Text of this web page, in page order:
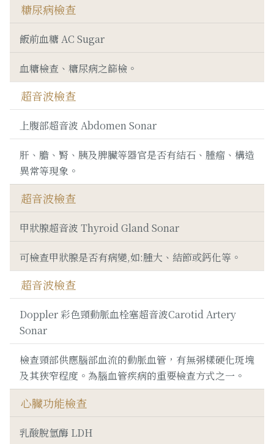
糖尿病檢查
飯前血糖 AC Sugar
血糖檢查、糖尿病之篩檢。
超音波檢查
上腹部超音波 Abdomen Sonar
肝、膽、腎、胰及脾臟等器官是否有結石、腫瘤、構造
異常等現象。
超音波檢查
甲狀腺超音波 Thyroid Gland Sonar
可檢查甲狀腺是否有病變,如:腫大、結節或鈣化等。
超音波檢查
Doppler 彩色頸動脈血栓塞超音波Carotid Artery
Sonar
檢查頸部供應腦部血流的動脈血管，有無粥樣硬化斑塊
及其狹窄程度。為腦血管疾病的重要檢查方式之一。
心臟功能檢查
乳酸脫氫酶 LDH